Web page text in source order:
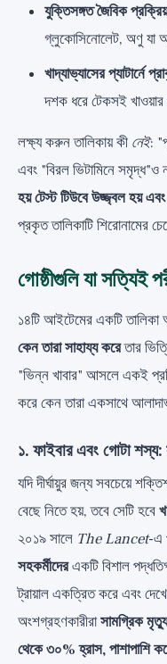
যুক্তিসঙ্গত জৈবিক
গ্লুকোসিনোলেট, অণু যা
খাদ্যাভ্যাসের প্যাটার্নে
দশক ধরে টেকসই খাওয়ার
লক্ষ্য করুন তালিকায় কী নেই:
এবং "বিরল ভিটামিনে সমৃদ্ধ"ও
হয় টেস্ট টিউবে উজ্জ্বল হয় এবং
প্রকৃত তালিকাটি শিরোনামের
গোষ্ঠীগুলি যা সত্যিই
১৪টি আইটেমের একটি তালিকা
কেন তারা সাহায্য করেতার
"ভিন্ন খাবার" আসলে একই
করে কেন তারা একসাথে
১. ফাইবার এবং গোটা শস্য:
যদি দীর্ঘায়ুর জন্য সবচেয়ে
বেছে নিতে হয়, তবে সেটি হবে
২০১৯ সালে The Lancet-এ
সহকর্মীদেরএকটি বিশাল
ট্রায়াল একত্রিত করে এবং
অংশগ্রহণকারীরাসামগ্রিক
থেকে ৩০% হ্রাস, পাশাপাশি